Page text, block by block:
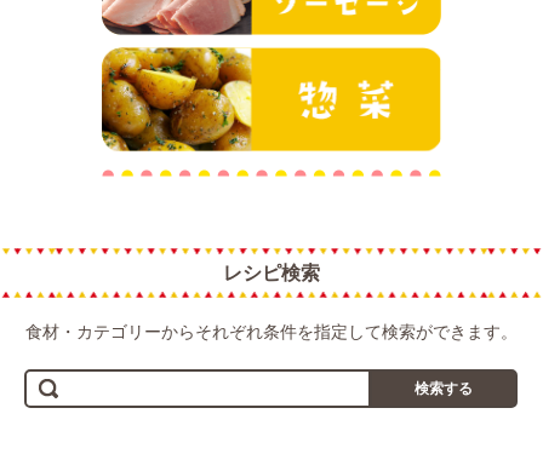
レシピ検索
食材・カテゴリーからそれぞれ条件を指定して検索ができます。
検索する